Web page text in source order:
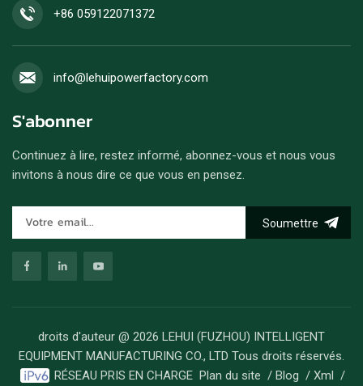
+86 059122071372
info@lehuipowerfactory.com
S'abonner
Continuez à lire, restez informé, abonnez-vous et nous vous
invitons à nous dire ce que vous en pensez.
Soumettre
droits d'auteur @ 2026 LEHUI (FUZHOU) INTELLIGENT
EQUIPMENT MANUFACTURING CO., LTD Tous droits réservés.
RÉSEAU PRIS EN CHARGE Plan du site / Blog / Xml /